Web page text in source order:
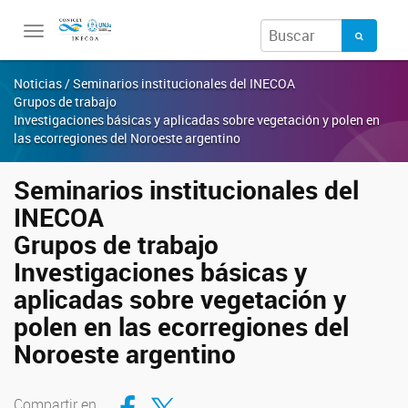
Toggle
Noticias / Seminarios institucionales del INECOA
Grupos de trabajo
Investigaciones básicas y aplicadas sobre vegetación y polen en
las ecorregiones del Noroeste argentino
Seminarios institucionales del
INECOA
Grupos de trabajo
Investigaciones básicas y
aplicadas sobre vegetación y
polen en las ecorregiones del
Noroeste argentino
Compartir en Facebook
Compartir en Twitter